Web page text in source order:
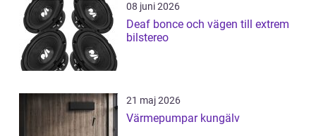
08 juni 2026
Deaf bonce och vägen till extrem
bilstereo
21 maj 2026
Värmepumpar kungälv